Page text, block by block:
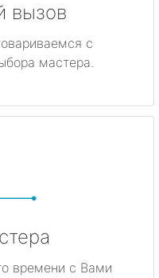
вызов
с
мастера.
времени с Вами